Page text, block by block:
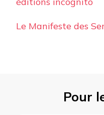
Le Manifeste des
Pour